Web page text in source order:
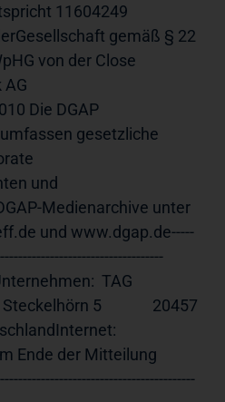
11604249
gemäß § 22
von der Close
AG
Die DGAP
gesetzliche
und
Medienarchive unter
und www.dgap.de-----
TAG
5              20457
Ende der Mitteilung